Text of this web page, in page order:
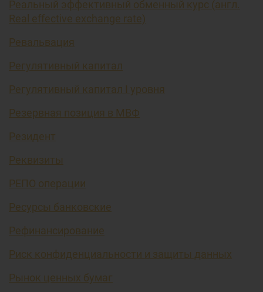
Реальный эффективный обменный курс (англ.
Real effective exchange rate)
Ревальвация
Регулятивный капитал
Регулятивный капитал I уровня
Резервная позиция в МВФ
Резидент
Реквизиты
РЕПО операции
Ресурсы банковские
Рефинансирование
Риск конфиденциальности и защиты данных
Рынок ценных бумаг